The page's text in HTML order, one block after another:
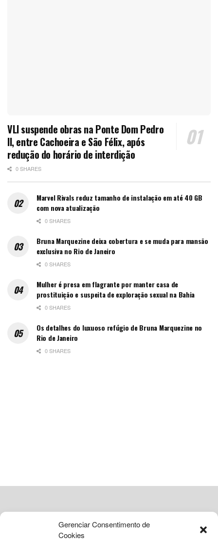
Gerenciar Consentimento de
Cookies
VLI suspende obras na Ponte Dom Pedro
II, entre Cachoeira e São Félix, após
redução do horário de interdição
0 SHARES
Marvel Rivals reduz tamanho de instalação em até 40 GB
com nova atualização
0 SHARES
Bruna Marquezine deixa cobertura e se muda para mansão
exclusiva no Rio de Janeiro
0 SHARES
Mulher é presa em flagrante por manter casa de
prostituição e suspeita de exploração sexual na Bahia
0 SHARES
Os detalhes do luxuoso refúgio de Bruna Marquezine no
Rio de Janeiro
0 SHARES